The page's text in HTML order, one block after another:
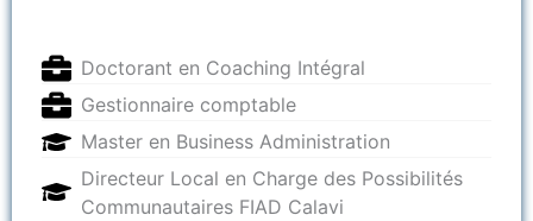
Doctorant en Coaching Intégral
Gestionnaire comptable
Master en Business Administration
Directeur Local en Charge des Possibilités
Communautaires FIAD Calavi